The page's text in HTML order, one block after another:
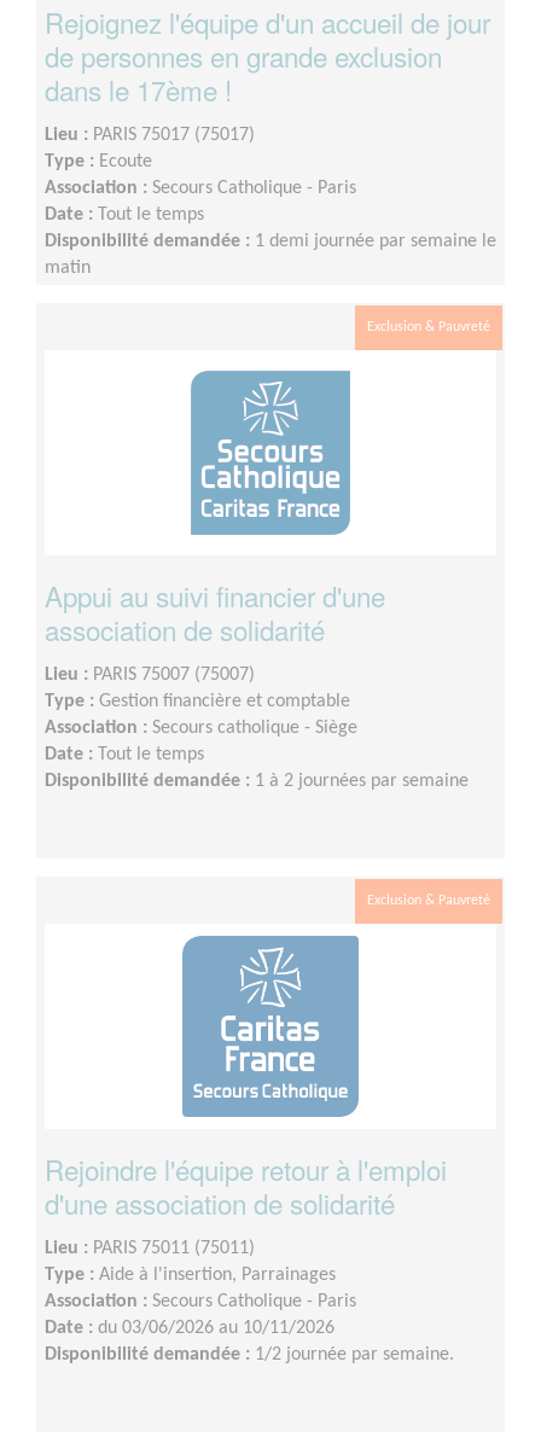
Rejoignez l'équipe d'un accueil de jour
de personnes en grande exclusion
dans le 17ème !
Lieu : PARIS 75017 (75017)
Type : Ecoute
Association : Secours Catholique - Paris
Date :
Tout le temps
Disponibilité demandée : 1 demi journée par semaine le
matin
Exclusion & Pauvreté
Appui au suivi financier d'une
association de solidarité
Lieu : PARIS 75007 (75007)
Type : Gestion financière et comptable
Association : Secours catholique - Siège
Date :
Tout le temps
Disponibilité demandée : 1 à 2 journées par semaine
Exclusion & Pauvreté
Rejoindre l'équipe retour à l'emploi
d'une association de solidarité
Lieu : PARIS 75011 (75011)
Type : Aide à l'insertion, Parrainages
Association : Secours Catholique - Paris
Date : du 03/06/2026 au 10/11/2026
Disponibilité demandée : 1/2 journée par semaine.